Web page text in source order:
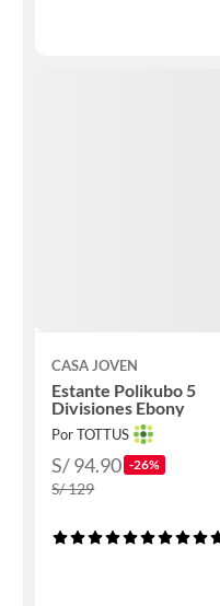
CASA JOVEN
Estante Polikubo 5
Divisiones Ebony
Por TOTTUS
S/ 94.90 -26%
S/ 129